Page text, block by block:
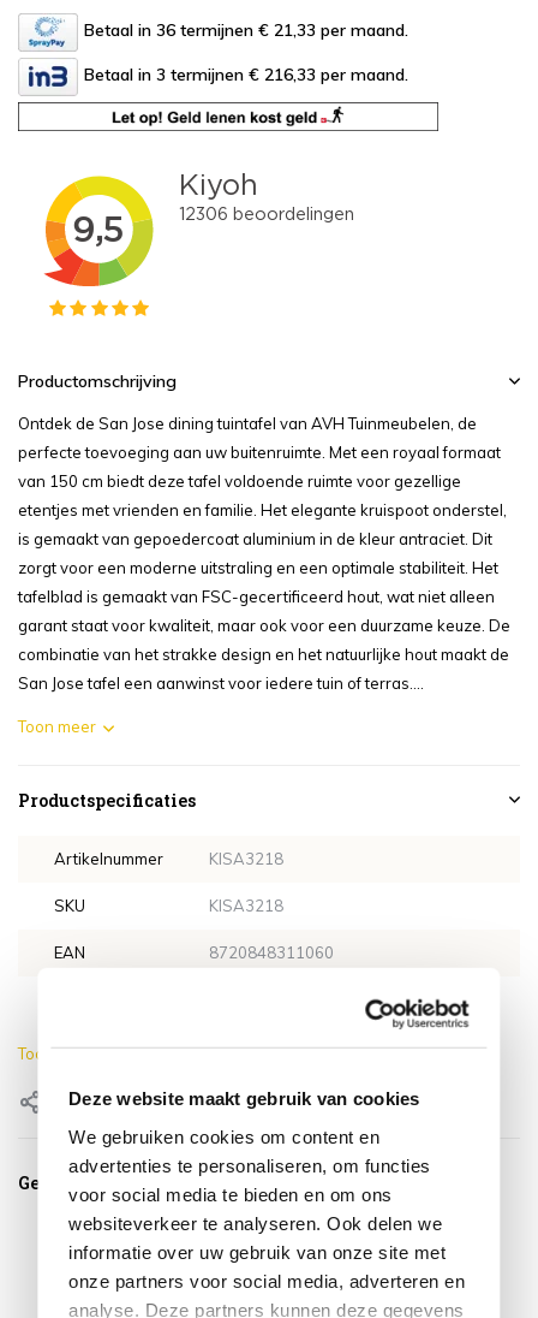
Deze website maakt gebruik van cookies
We gebruiken cookies om content en
advertenties te personaliseren, om functies
voor social media te bieden en om ons
websiteverkeer te analyseren. Ook delen we
informatie over uw gebruik van onze site met
onze partners voor social media, adverteren en
analyse. Deze partners kunnen deze gegevens
Betaal in 36 termijnen € 21,33 per maand.
Betaal in 3 termijnen € 216,33 per maand.
Productomschrijving
Ontdek de San Jose dining tuintafel van AVH Tuinmeubelen, de
perfecte toevoeging aan uw buitenruimte. Met een royaal formaat
van 150 cm biedt deze tafel voldoende ruimte voor gezellige
etentjes met vrienden en familie. Het elegante kruispoot onderstel,
is gemaakt van gepoedercoat aluminium in de kleur antraciet. Dit
zorgt voor een moderne uitstraling en een optimale stabiliteit. Het
tafelblad is gemaakt van FSC-gecertificeerd hout, wat niet alleen
garant staat voor kwaliteit, maar ook voor een duurzame keuze. De
combinatie van het strakke design en het natuurlijke hout maakt de
San Jose tafel een aanwinst voor iedere tuin of terras....
Toon meer
Productspecificaties
Artikelnummer KISA3218
SKU KISA3218
EAN 8720848311060
Toon meer
Delen
Gerelateerde producten